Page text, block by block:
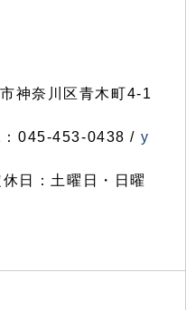
神奈川区青木町4-1
045-453-0438 / y
日：土曜日・日曜